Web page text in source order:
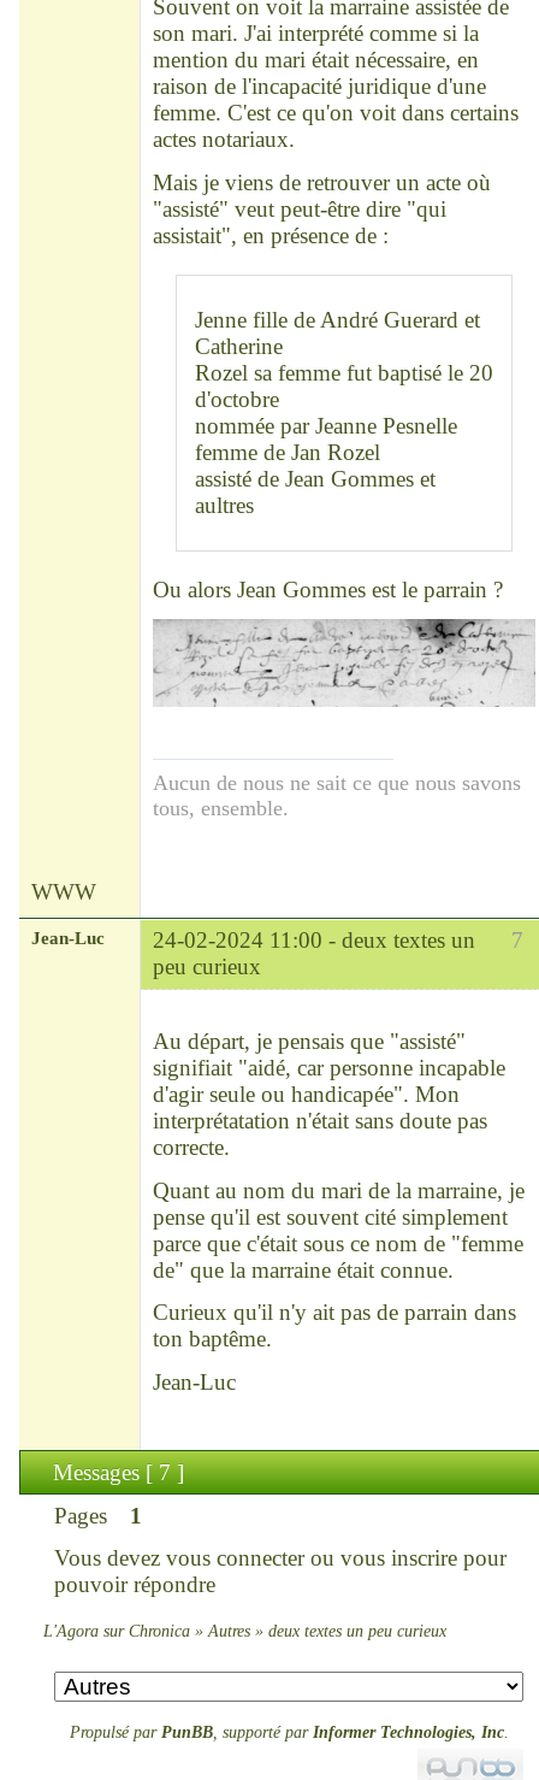
Souvent on voit la marraine assistée de
son mari. J'ai interprété comme si la
mention du mari était nécessaire, en
raison de l'incapacité juridique d'une
femme. C'est ce qu'on voit dans certains
actes notariaux.
Mais je viens de retrouver un acte où
"assisté" veut peut-être dire "qui
assistait", en présence de :
Jenne fille de André Guerard et
Catherine
Rozel sa femme fut baptisé le 20
d'octobre
nommée par Jeanne Pesnelle
femme de Jan Rozel
assisté de Jean Gommes et
aultres
Ou alors Jean Gommes est le parrain ?
Aucun de nous ne sait ce que nous savons
tous, ensemble.
WWW
7
Jean-Luc 24-02-2024 11:00 - deux textes un
peu curieux
Au départ, je pensais que "assisté"
signifiait "aidé, car personne incapable
d'agir seule ou handicapée". Mon
interprétatation n'était sans doute pas
correcte.
Quant au nom du mari de la marraine, je
pense qu'il est souvent cité simplement
parce que c'était sous ce nom de "femme
de" que la marraine était connue.
Curieux qu'il n'y ait pas de parrain dans
ton baptême.
Jean-Luc
Messages [ 7 ]
Pages
1
Vous devez vous connecterou vous inscrirepour
pouvoir répondre
L'Agora sur Chronica »Autres »deux textes un peu curieux
Propulsé par PunBB, supporté par Informer Technologies, Inc.